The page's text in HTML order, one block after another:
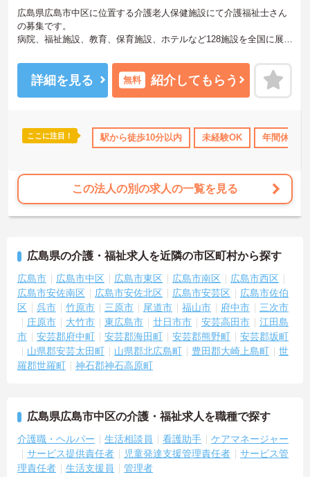
日勤のみ 年間休日110日以上 ボーナス・賞与あり 社会保
広島県広島市中区に位置する介護老人保健施設にて介護福祉士さん
の募集です。
病院、福祉施設、教育、保育施設、ホテルなど128施設を全国に展
ご興味のある方には、面接対策ポイントなど、さらに詳細をお話し
いたしますので、お気軽にご相談ください。
詳細を見る 無料 紹介してもらう
ここに注目！ 駅から徒歩10分以内 未経験OK 年間休日
この法人の別の求人の一覧を見る
広島県の介護・福祉求人を近隣の市区町村から探す
広島市 広島市中区 広島市東区 広島市南区
広島市西区
広島市安佐南区
広島市安佐北区 広島市安芸区
広島市佐伯
区
呉市 竹原市 三原市 尾道市 福山市 府中市
三次市
庄原市
大竹市 東広島市 廿日市市 安芸高田市
江田島
市
安芸郡府中町 安芸郡海田町 安芸郡熊野町
安芸郡坂町
山県郡安芸太田町
山県郡北広島町 豊田郡大崎上島町
世
羅郡世羅町
神石郡神石高原町
広島県広島市中区の介護・福祉求人を職種で探す
介護職・ヘルパー 生活相談員 看護助手
ケアマネージャー
サービス提供責任者
児童発達支援管理責任者
サービス管
理責任者
生活支援員 管理者